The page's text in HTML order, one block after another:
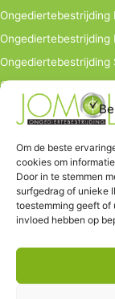
Om de beste
cookies om
Door in te stemmen
surfgedrag of unieke
toestemming geeft of
invloed hebben op
Ongediertebestrijding
Ongediertebestrijding
Ongediertebestrijding
Ongediertebestrijding
Al